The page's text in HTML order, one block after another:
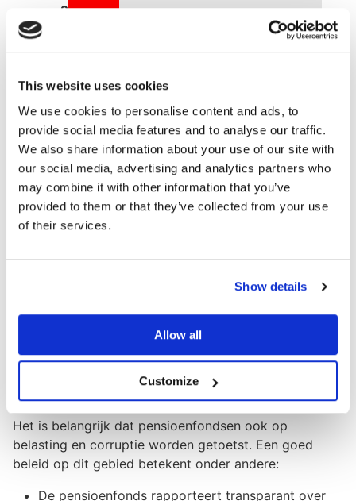
This website uses cookies
We use cookies to personalise content and ads, to
provide social media features and to analyse our traffic.
We also share information about your use of our site with
our social media, advertising and analytics partners who
may combine it with other information that you’ve
provided to them or that they’ve collected from your use
of their services.
Show details
Allow all
Customize
2
Volgens hetTax Justice Networklopen overheden
door belastingparadijzen jaarlijks zo’n 255 miljard
dollar aan belastinginkomsten mis. De OECD schat dat
ontwikkelingslanden op deze manier jaarlijks meer dan
het driedubbele van de verkregen ontwikkelingshulp
aan belastinginkomsten mislopen.
bedrijven hebben baat bij de publieke voorzieningen in
de landen waar ze actief zijn. Ze hebben dan ook de
betalen en om hier open over te zijn. Toch profiteren
veel internationaal opererende pensioenfondsen,
bedrijven en rijke particulieren van internationale
verschillen in belastingpercentages en gaten in
Het is belangrijk dat pensioenfondsen ook op
belasting en corruptie worden getoetst. Een goed
beleid op dit gebied betekent onder andere:
De pensioenfonds rapporteert transparant over